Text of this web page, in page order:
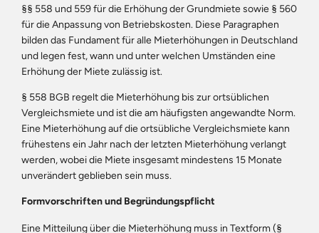
§§ 558 und 559 für die Erhöhung der Grundmiete sowie § 560
für die Anpassung von Betriebskosten. Diese Paragraphen
bilden das Fundament für alle Mieterhöhungen in Deutschland
und legen fest, wann und unter welchen Umständen eine
Erhöhung der Miete zulässig ist.
§ 558 BGB regelt die Mieterhöhung bis zur ortsüblichen
Vergleichsmiete und ist die am häufigsten angewandte Norm.
Eine Mieterhöhung auf die ortsübliche Vergleichsmiete kann
frühestens ein Jahr nach der letzten Mieterhöhung verlangt
werden, wobei die Miete insgesamt mindestens 15 Monate
unverändert geblieben sein muss.
Formvorschriften und Begründungspflicht
Eine Mitteilung über die Mieterhöhung muss in Textform (§